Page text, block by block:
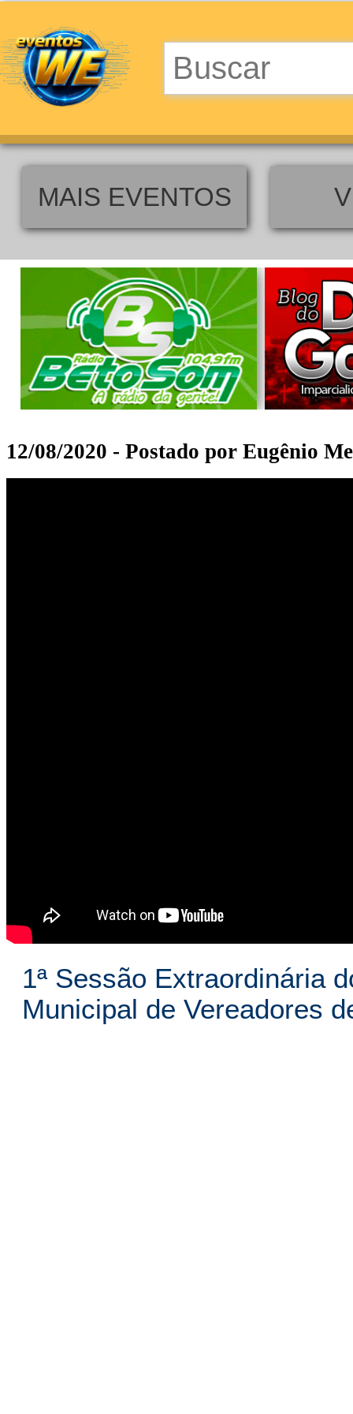
MAIS EVENTOS
12/08/2020 - Postado por Eugênio
1ª Sessão Extraordinária
Municipal de Vereadores